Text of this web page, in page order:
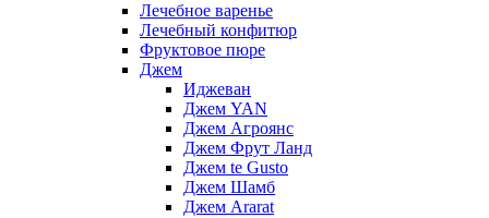
Лечебное варенье
Лечебный конфитюр
Фруктовое пюре
Джем
Иджеван
Джем YAN
Джем Агроянс
Джем Фрут Ланд
Джем te Gusto
Джем Шамб
Джем Ararat